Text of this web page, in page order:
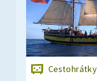
Cestohrátky